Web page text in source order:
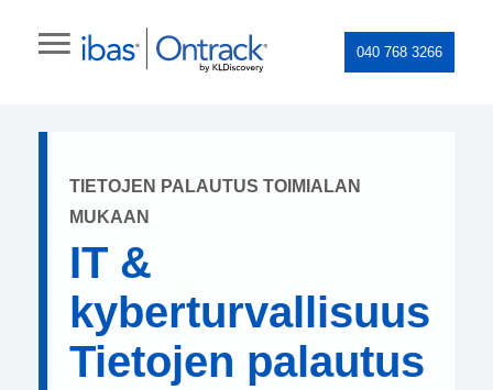
040 768 3266
TIETOJEN PALAUTUS TOIMIALAN
MUKAAN
IT &
kyberturvallisuus
Tietojen palautus